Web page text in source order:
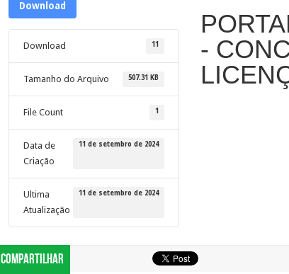
Download
Download 11
Tamanho do Arquivo 507.31 KB
File Count 1
Data de
Criação
11 de setembro de 2024
Ultima
Atualização
11 de setembro de 2024
-
Compartilhar